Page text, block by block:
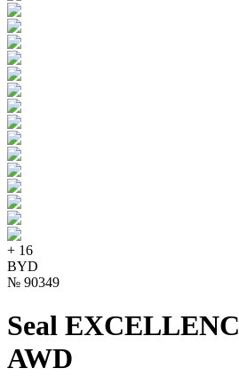
+ 16
BYD
№ 90349
Seal
AWD